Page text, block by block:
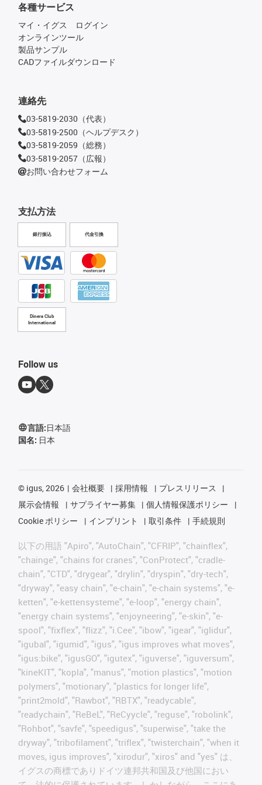
支払方法
銀行振込 代金引換
Diners Club
International
各種サービス
マイ・イグス ログイン
オンラインツール
製品サンプル
CADファイルダウンロード
連絡先
03-5819-2030（代表）
03-5819-2500（ヘルプデスク）
03-5819-2059（総務）
03-5819-2057（広報）
お問い合わせフォーム
Follow us
言語:日本語
国名: 日本
© igus, 2026 会社概要 採用情報
プレスリリース
展示会情報
サプライヤー募集
個人情報保護ポリシー
Cookie ポリシー
インプリント 取引条件 手続規則
以下の用語 "Apiro", "AutoChain", "CFRIP", "chainflex",
"chainge", "chains for cranes", "ConProtect", "cradle-
chain", "CTD", "drygear", "drylin", "dryspin", "dry-tech",
"dryway", "easy chain", "e-chain", "e-chain systems", "e-
ketten", "e-kettensysteme", "e-loop", "energy chain",
"energy chain systems", "enjoyneering", "e-skin", "e-
spool", "fixflex", "flizz", "i.Cee", "ibow", "igear", "iglidur",
"igubal", "igumid", "igus", "igus improves what moves",
"igus:bike", "igusGO", "igutex", "iguverse", "iguversum",
"kineKIT", "kopla", "manus", "motion plastics", "motion
polymers", "motionary", "plastics for longer life",
"print2mold", "Rawbot", "RBTX", "readycable",
"readychain", "ReBeL", "ReCyycle", "reguse", "robolink",
"Rohbot", "savfe", "speedigus", "superwise", "take the
dryway", "tribofilament", "triflex", "twisterchain", "when it
moves, igus improves", "xirodur", "xiros" and "yes" は、
イグスの商標でありドイツ連邦共和国及び他国におい